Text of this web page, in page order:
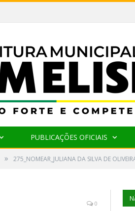
PUBLICAÇÕES OFICIAIS
» 275_NOMEAR_JULIANA DA SILVA DE
0